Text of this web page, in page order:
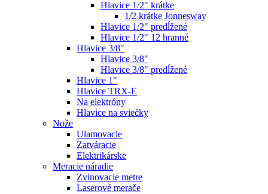
Hlavice 1/2" krátke
1/2 krátke Jonnesway
Hlavice 1/2" predĺžené
Hlavice 1/2" 12 hranné
Hlavice 3/8"
Hlavice 3/8"
Hlavice 3/8" predĺžené
Hlavice 1"
Hlavice TRX-E
Na elektróny
Hlavice na sviečky
Nože
Ulamovacie
Zatváracie
Elektrikárske
Meracie náradie
Zvinovacie metre
Laserové merače